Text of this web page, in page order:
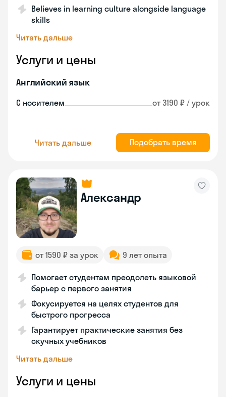
Believes in learning culture alongside language
skills
Читать дальше
Услуги и цены
Английский язык
С носителем от 3190 ₽ / урок
Читать дальше Подобрать время
Александр
от 1590 ₽ за урок 9 лет опыта
Помогает студентам преодолеть языковой
барьер с первого занятия
Фокусируется на целях студентов для
быстрого прогресса
Гарантирует практические занятия без
скучных учебников
Читать дальше
Услуги и цены